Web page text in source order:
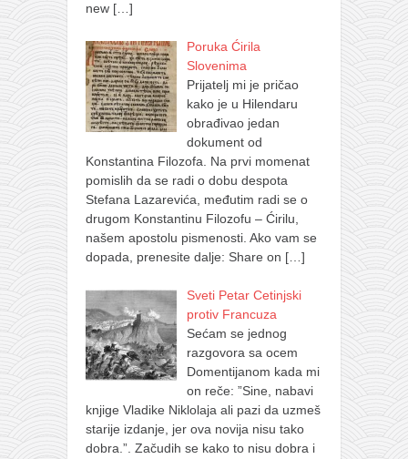
new […]
Poruka Ćirila
Slovenima
Prijatelj mi je pričao
kako je u Hilendaru
obrađivao jedan
dokument od
Konstantina Filozofa. Na prvi momenat
pomislih da se radi o dobu despota
Stefana Lazarevića, međutim radi se o
drugom Konstantinu Filozofu – Ćirilu,
našem apostolu pismenosti. Ako vam se
dopada, prenesite dalje: Share on […]
Sveti Petar Cetinjski
protiv Francuza
Sećam se jednog
razgovora sa ocem
Domentijanom kada mi
on reče: ”Sine, nabavi
knjige Vladike Niklolaja ali pazi da uzmeš
starije izdanje, jer ova novija nisu tako
dobra.”. Začudih se kako to nisu dobra i